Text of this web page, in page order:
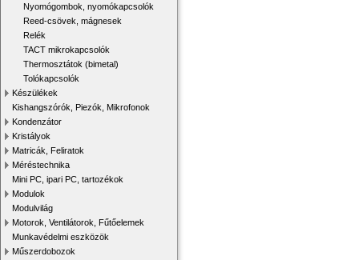
Nyomógombok, nyomókapcsolók
Reed-csövek, mágnesek
Relék
TACT mikrokapcsolók
Thermosztátok (bimetal)
Tolókapcsolók
Készülékek
Kishangszórók, Piezók, Mikrofonok
Kondenzátor
Kristályok
Matricák, Feliratok
Méréstechnika
Mini PC, ipari PC, tartozékok
Modulok
Modulvilág
Motorok, Ventilátorok, Fűtőelemek
Munkavédelmi eszközök
Műszerdobozok